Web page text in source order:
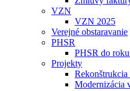
VZN
VZN 2025
Verejné obstaravanie
PHSR
PHSR do
Projekty
Rekonštrukcia
Modernizácia